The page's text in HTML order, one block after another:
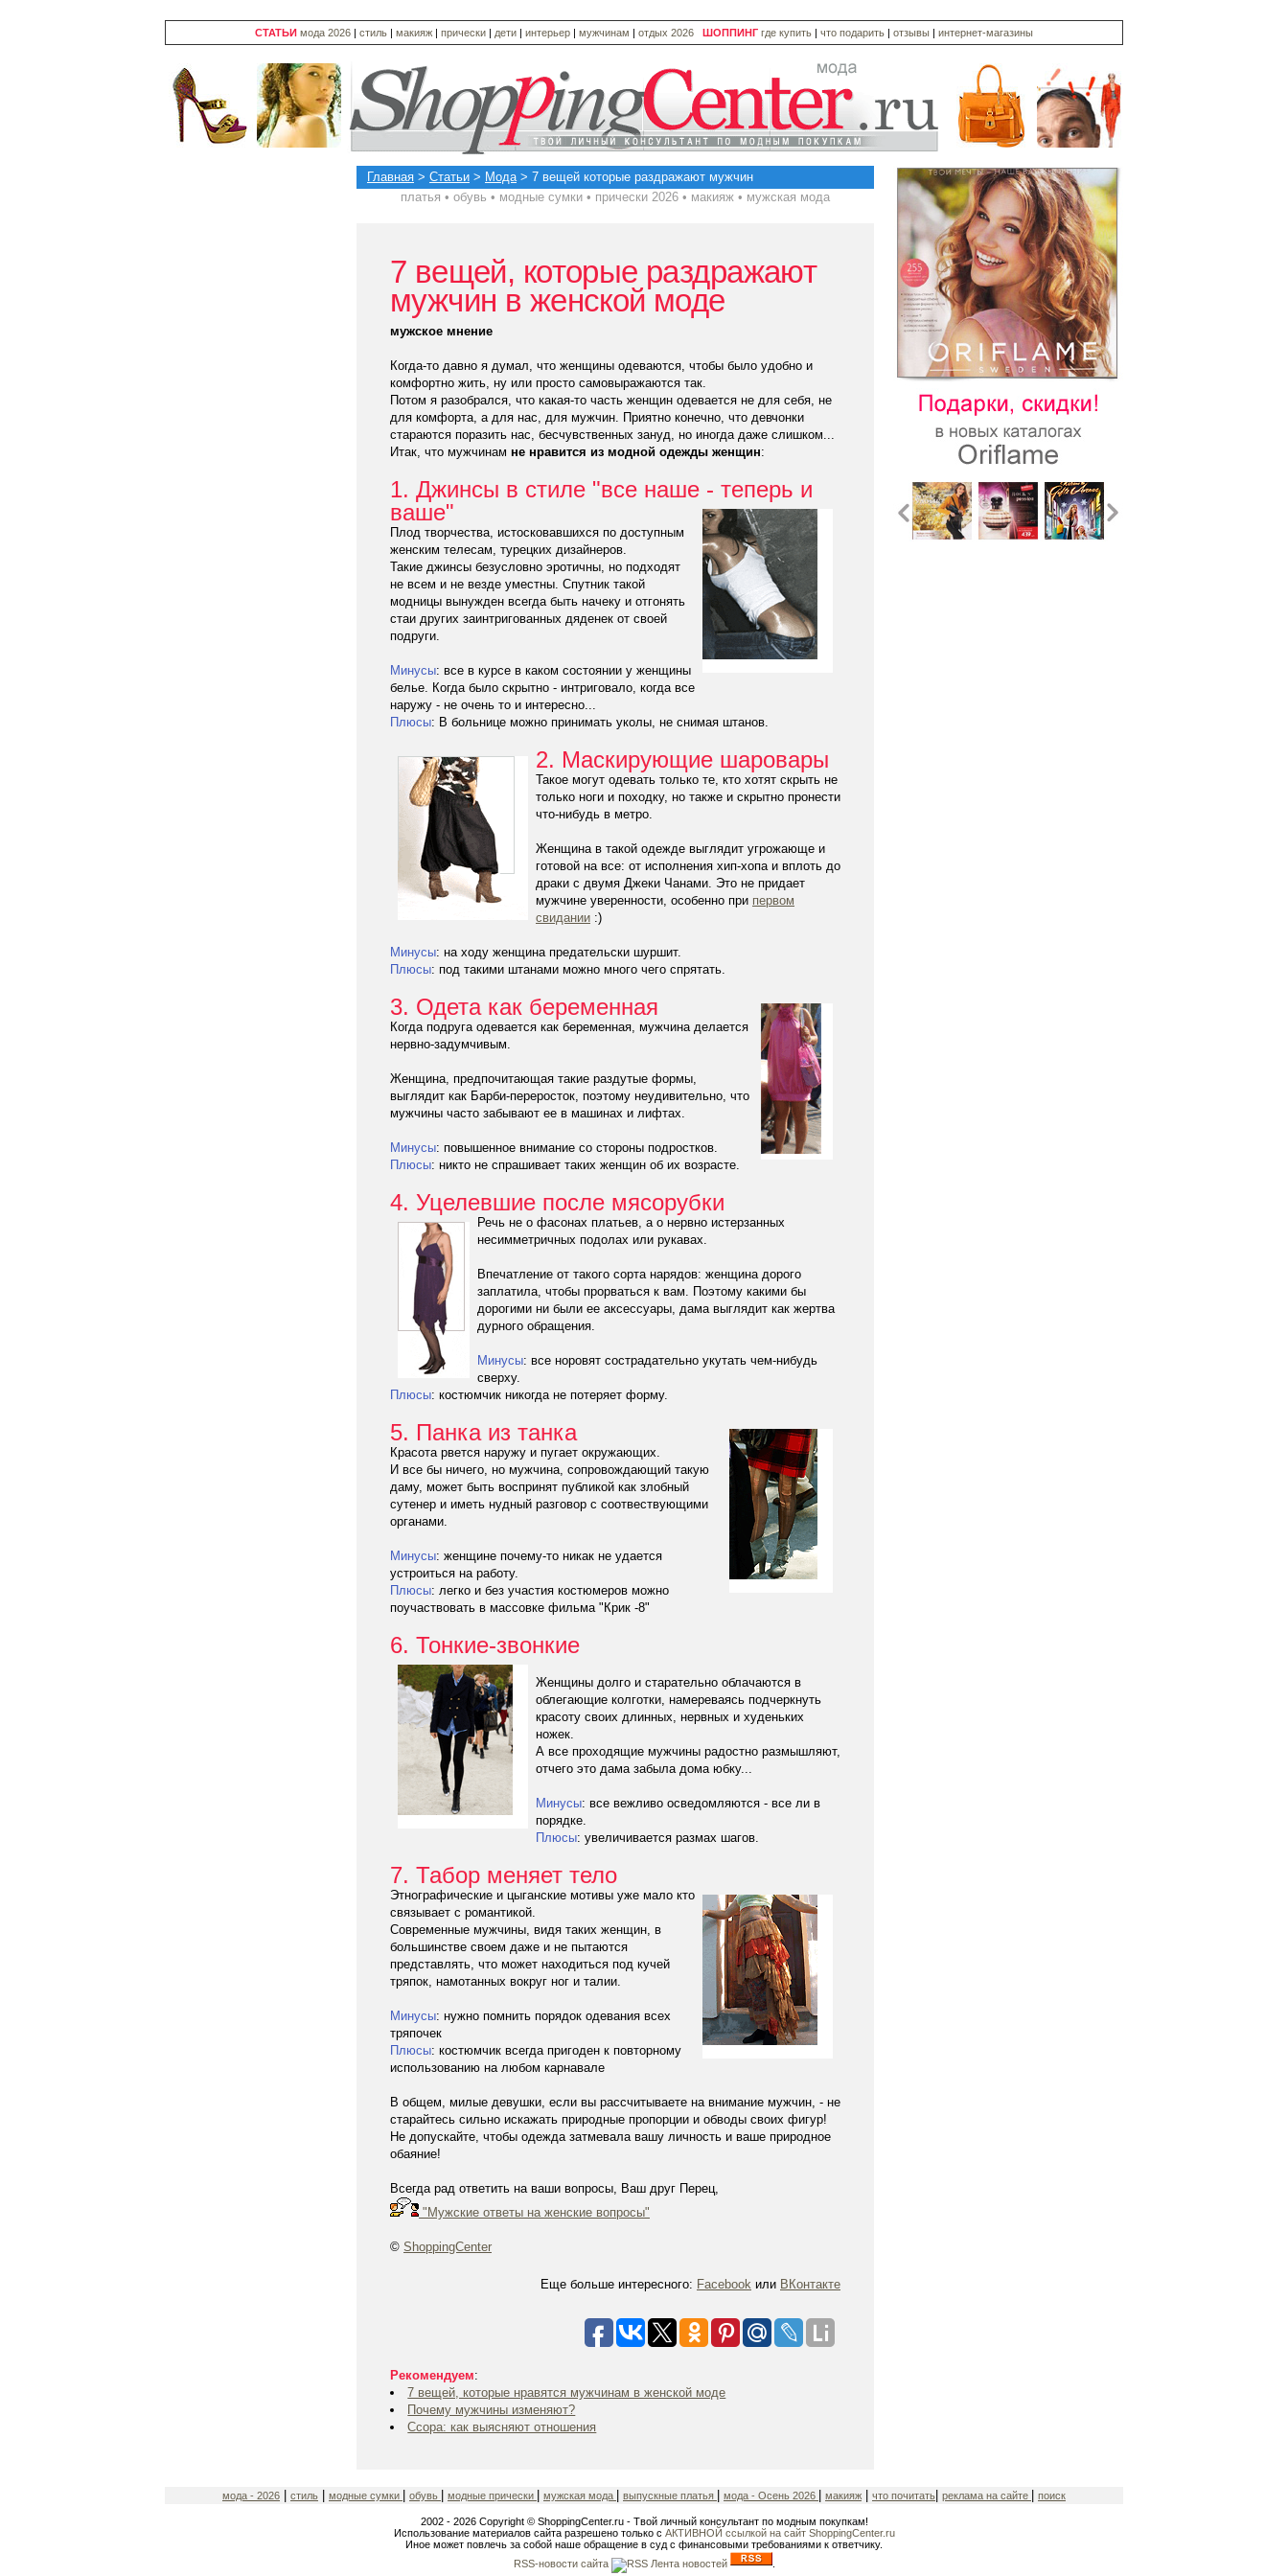
СТАТЬИ мода 2026 | стиль | макияж | прически | дети | интерьер | мужчинам | отдых 2026 ШОППИНГ где купить | что подарить | отзывы | интернет-магазины
Главная > Статьи > Мода> 7 вещей которые раздражают мужчин
платья • обувь • модные сумки • прически 2026 • макияж • мужская мода
7 вещей, которые раздражают
мужчин в женской моде
мужское мнение
Когда-то давно я думал, что женщины одеваются, чтобы было удобно и
комфортно жить, ну или просто самовыражаются так.
Потом я разобрался, что какая-то часть женщин одевается не для себя, не
для комфорта, а для нас, для мужчин. Приятно конечно, что девчонки
стараются поразить нас, бесчувственных зануд, но иногда даже слишком...
Итак, что мужчинам не нравится из модной одежды женщин:
1. Джинсы в стиле "все наше - теперь и
ваше"
Плод творчества, истосковавшихся по доступным
женским телесам, турецких дизайнеров.
Такие джинсы безусловно эpoтичны, но подходят
не всем и не везде уместны. Спутник такой
модницы вынужден всегда быть начеку и отгонять
стаи других заинтригованных дяденек от своей
подруги.
Минусы: все в курсе в каком состоянии у женщины
белье. Когда было скрытно - интриговало, когда все
наружу - не очень то и интересно...
Плюсы: В больнице можно принимать уколы, не снимая штанов.
2. Маскирующие шаровары
Такое могут одевать только те, кто хотят скрыть не
только ноги и походку, но также и скрытно пронести
что-нибудь в метро.
Женщина в такой одежде выглядит угрожающе и
готовой на все: от исполнения хип-хопа и вплоть до
драки с двумя Джеки Чанами. Это не придает
мужчине уверенности, особенно при первом
свидании :)
Минусы: на ходу женщина предательски шуршит.
Плюсы: под такими штанами можно много чего спрятать.
3. Одета как беременная
Когда подруга одевается как беременная, мужчина делается
нервно-задумчивым.
Женщина, предпочитающая такие раздутые формы,
выглядит как Барби-переросток, поэтому неудивительно, что
мужчины часто забывают ее в машинах и лифтах.
Минусы: повышенное внимание со стороны подростков.
Плюсы: никто не спрашивает таких женщин об их возрасте.
4. Уцелевшие после мясорубки
Речь не о фасонах платьев, а о нервно истерзанных
несимметричных подолах или рукавах.
Впечатление от такого сорта нарядов: женщина дорого
заплатила, чтобы прорваться к вам. Поэтому какими бы
дорогими ни были ее аксессуары, дама выглядит как жертва
дурного обращения.
Минусы: все норовят сострадательно укутать чем-нибудь
сверху.
Плюсы: костюмчик никогда не потеряет форму.
5. Панка из танка
Красота рвется наружу и пугает окружающих.
И все бы ничего, но мужчина, сопровождающий такую
даму, может быть воспринят публикой как злобный
сутенер и иметь нудный разговор с соотвествующими
органами.
Минусы: женщине почему-то никак не удается
устроиться на работу.
Плюсы: легко и без участия костюмеров можно
поучаствовать в массовке фильма "Крик -8"
6. Тонкие-звонкие
Женщины долго и старательно облачаются в
облегающие колготки, намереваясь подчеркнуть
красоту своих длинных, нервных и худеньких
ножек.
А все проходящие мужчины радостно размышляют,
отчего это дама забыла дома юбку...
Минусы: все вежливо осведомляются - все ли в
порядке.
Плюсы: увеличивается размах шагов.
7. Табор меняет тело
Этнографические и цыганские мотивы уже мало кто
связывает с романтикой.
Современные мужчины, видя таких женщин, в
большинстве своем даже и не пытаются
представлять, что может находиться под кучей
тряпок, намотанных вокруг ног и талии.
Минусы: нужно помнить порядок одевания всех
тряпочек
Плюсы: костюмчик всегда пригоден к повторному
использованию на любом карнавале
В общем, милые девушки, если вы рассчитываете на внимание мужчин, - не
старайтесь сильно искажать природные пропорции и обводы своих фигур!
Не допускайте, чтобы одежда затмевала вашу личность и ваше природное
обаяние!
Всегда рад ответить на ваши вопросы, Ваш друг Перец,
"Мужские ответы на женские вопросы"
© ShoppingCenter
Еще больше интересного: Facebook или ВКонтакте
Рекомендуем:
7 вещей, которые нравятся мужчинам в женской моде
Почему мужчины изменяют?
Ссора: как выясняют отношения
мода - 2026 стиль модные сумки обувь модные прически мужская мода выпускные платья мода - Осень 2026 макияж что почитать реклама на сайте поиск
2002 - 2026 Copyright © ShoppingCenter.ru - Твой личный консультант по модным покупкам!
Использование материалов сайта разрешено только с АКТИВНОЙ ссылкой на сайт ShoppingCenter.ru
Иное может повлечь за собой наше обращение в суд с финансовыми требованиями к ответчику.
RSS-новости сайта
.